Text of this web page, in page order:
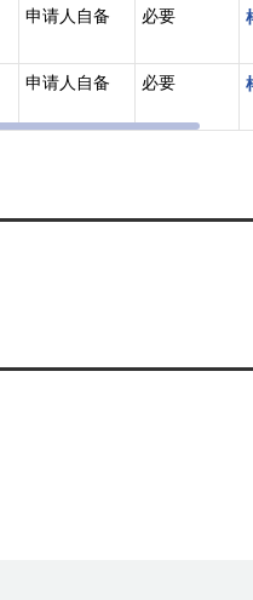
申请人自备 必要
申请人自备 必要